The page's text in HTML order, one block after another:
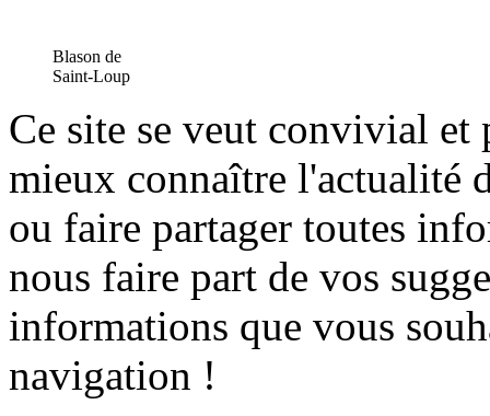
Blason de
Saint-Loup
Ce site se veut convivial et
mieux connaître l'actualité
ou faire partager toutes
nous faire part de vos
informations que vous
navigation !